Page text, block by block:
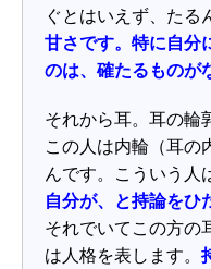
ぐとはいえず、たる
甘さです。特に自分
のは、確たるものが
それから耳。耳の輪
この人は内輪（耳の
んです。こういう人
自分が、と持論をひ
それでいてこの方の
は人格を表します。